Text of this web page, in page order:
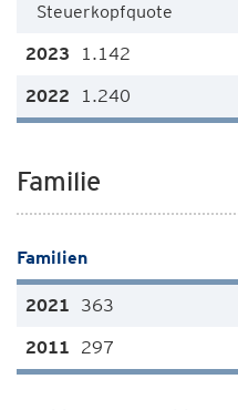
Steuerkopfquote
1.142
1.240
Familie
Familien
363
297